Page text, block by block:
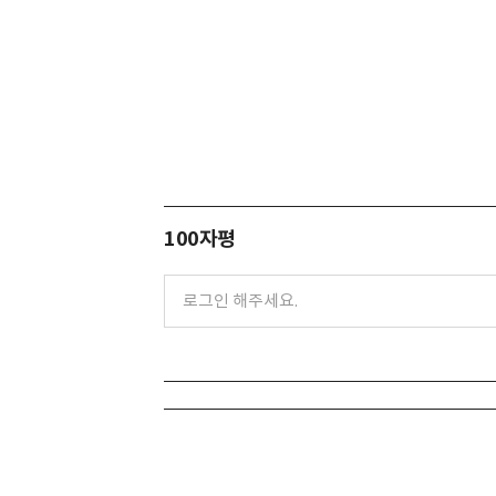
100자평